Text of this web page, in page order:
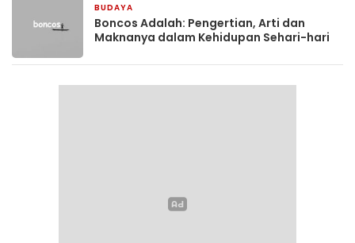
BUDAYA
Boncos Adalah: Pengertian, Arti dan
Maknanya dalam Kehidupan Sehari-hari